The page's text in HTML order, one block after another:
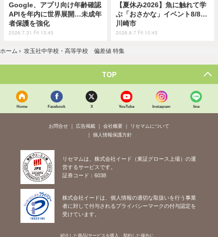
Google、アプリ向け年齢確認
APIを年内に世界展開…未成年
者保護を強化
2026.7.31 Fri 13:45
【夏休み2026】魚に触れて学
ぶ「おさかな」イベント8/8…
川崎市
2026.8.7 Fri 10:45
ホーム › 攻玉社中学校・高等学校 偏差値 特集
TOP
Home Facebook X YouTube Instagram line
お問合せ 広告掲載 会社概要
リセマムについて
個人情報保護方針
リセマムは、株式会社イード（東証グロース上場）の運
営するサービスです。
証券コード：6038
株式会社イードは、個人情報の適切な取扱いを行う事業
者に対して付与されるプライバシーマークの付与認定を
受けています。
紹介した商品/サービスを購入、契約した場合に、